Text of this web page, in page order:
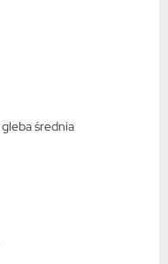
gleba słaba, gleba średnia